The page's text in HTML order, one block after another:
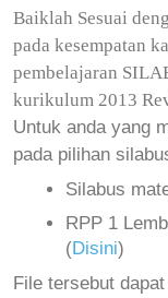
Baiklah Sesuai
pada kesempatan
pembelajaran
kurikulum 2013
Untuk anda yang
pada pilihan
Silabus
RPP 1
(Disini)
File tersebut